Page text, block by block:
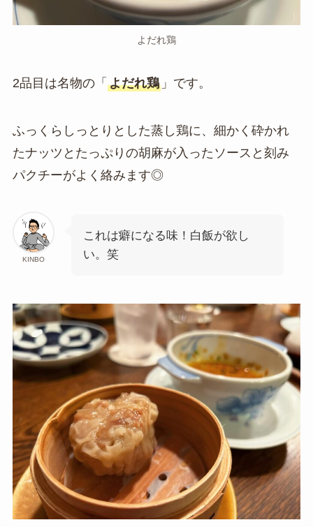
よだれ鶏
2品目は名物の「 よだれ鶏」です。
ふっくらしっとりとした蒸し鶏に、細かく砕かれ
たナッツとたっぷりの胡麻が入ったソースと刻み
パクチーがよく絡みます◎
KINBO
これは癖になる味！白飯が欲し
い。笑